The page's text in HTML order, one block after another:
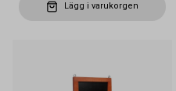
Lägg i varukorgen